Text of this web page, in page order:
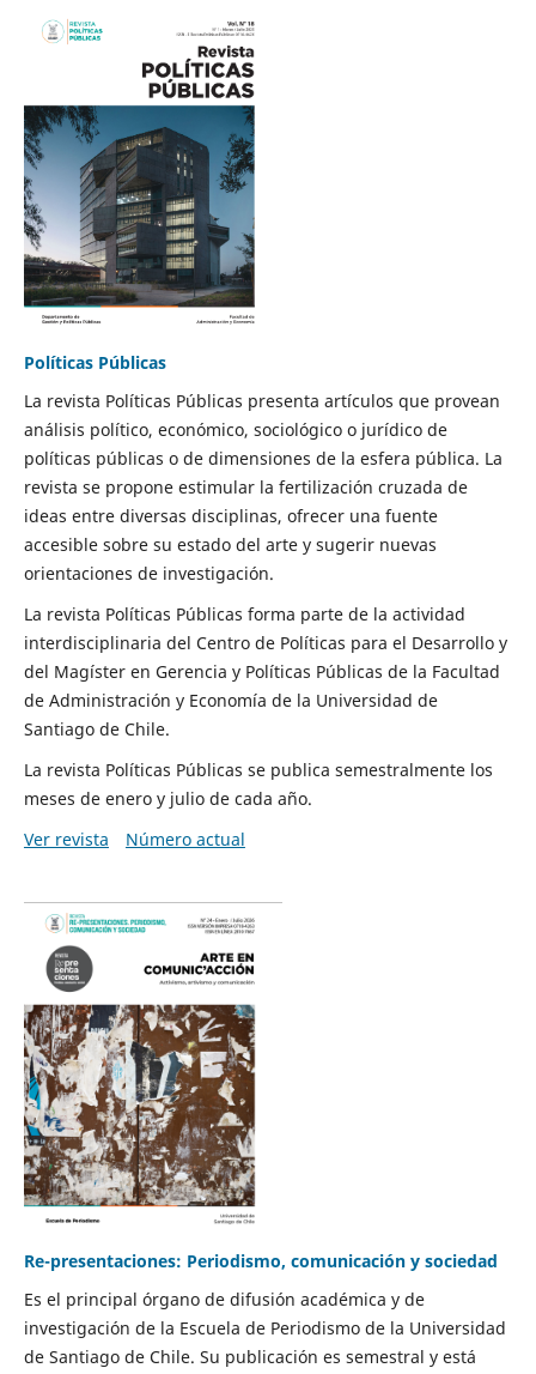
Políticas Públicas
La revista Políticas Públicas presenta artículos que provean
análisis político, económico, sociológico o jurídico de
políticas públicas o de dimensiones de la esfera pública. La
revista se propone estimular la fertilización cruzada de
ideas entre diversas disciplinas, ofrecer una fuente
accesible sobre su estado del arte y sugerir nuevas
orientaciones de investigación.
La revista Políticas Públicas forma parte de la actividad
interdisciplinaria del Centro de Políticas para el Desarrollo y
del Magíster en Gerencia y Políticas Públicas de la Facultad
de Administración y Economía de la Universidad de
Santiago de Chile.
La revista Políticas Públicas se publica semestralmente los
meses de enero y julio de cada año.
Ver revista
Número actual
Re-presentaciones: Periodismo, comunicación y sociedad
Es el principal órgano de difusión académica y de
investigación de la Escuela de Periodismo de la Universidad
de Santiago de Chile. Su publicación es semestral y está